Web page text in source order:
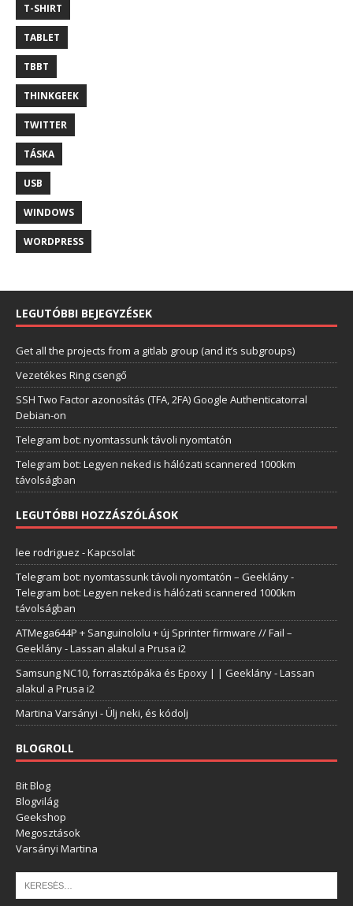
T-SHIRT
TABLET
TBBT
THINKGEEK
TWITTER
TÁSKA
USB
WINDOWS
WORDPRESS
LEGUTÓBBI BEJEGYZÉSEK
Get all the projects from a gitlab group (and it’s subgroups)
Vezetékes Ring csengő
SSH Two Factor azonosítás (TFA, 2FA) Google Authenticatorral
Debian-on
Telegram bot: nyomtassunk távoli nyomtatón
Telegram bot: Legyen neked is hálózati scannered 1000km
távolságban
LEGUTÓBBI HOZZÁSZÓLÁSOK
lee rodriguez -Kapcsolat
Telegram bot: nyomtassunk távoli nyomtatón – Geeklány-
Telegram bot: Legyen neked is hálózati scannered 1000km
távolságban
ATMega644P + Sanguinololu + új Sprinter firmware // Fail –
Geeklány-Lassan alakul a Prusa i2
Samsung NC10, forrasztópáka és Epoxy | | Geeklány-Lassan
alakul a Prusa i2
Martina Varsányi -Ülj neki, és kódolj
BLOGROLL
Bit Blog
Blogvilág
Geekshop
Megosztások
Varsányi Martina